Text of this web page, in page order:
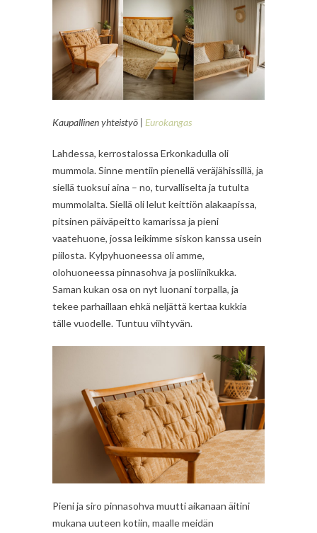
Kaupallinen yhteistyö | Eurokangas
Lahdessa, kerrostalossa Erkonkadulla oli
mummola. Sinne mentiin pienellä veräjähissillä, ja
siellä tuoksui aina – no, turvalliselta ja tutulta
mummolalta. Siellä oli lelut keittiön alakaapissa,
pitsinen päiväpeitto kamarissa ja pieni
vaatehuone, jossa leikimme siskon kanssa usein
piilosta. Kylpyhuoneessa oli amme,
olohuoneessa pinnasohva ja posliinikukka.
Saman kukan osa on nyt luonani torpalla, ja
tekee parhaillaan ehkä neljättä kertaa kukkia
tälle vuodelle. Tuntuu viihtyvän.
Pieni ja siro pinnasohva muutti aikanaan äitini
mukana uuteen kotiin, maalle meidän